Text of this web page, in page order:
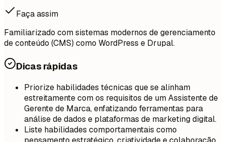
Faça assim
Familiarizado com sistemas modernos de gerenciamento
de conteúdo (CMS) como WordPress e Drupal.
Dicas rápidas
Priorize habilidades técnicas que se alinham
estreitamente com os requisitos de um Assistente de
Gerente de Marca, enfatizando ferramentas para
análise de dados e plataformas de marketing digital.
Liste habilidades comportamentais como